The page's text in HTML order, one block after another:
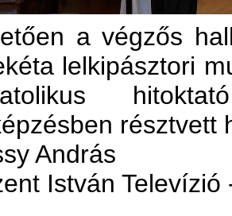
a végzős
lelkipásztori
résztvett
András
István Televízió